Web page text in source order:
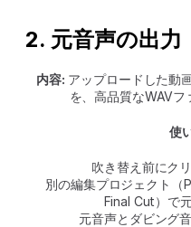
2. 元音声の出力
内容: アップロードした動
を、高品質なWAVフ
使
吹き替え前にク
別の編集プロジェクト（
Final Cut）で
元音声とダビング